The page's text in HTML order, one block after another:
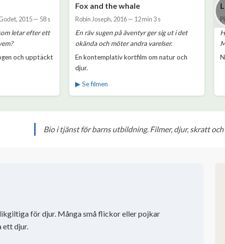
, 2015— 58 s
letar efter ett
och upptäckt
Fox and the whale
Robin Joseph, 2016— 12 min 3 s
En räv sugen på äventyr ger sig ut i det
okända och möter andra varelser.
En kontemplativ kortfilm om natur och
djur.
▶ Se filmen
Bio i tjänst för barns utbildning. Filmer, djur, skratt
likgiltiga för djur. Många små flickor eller pojkar
ett djur.